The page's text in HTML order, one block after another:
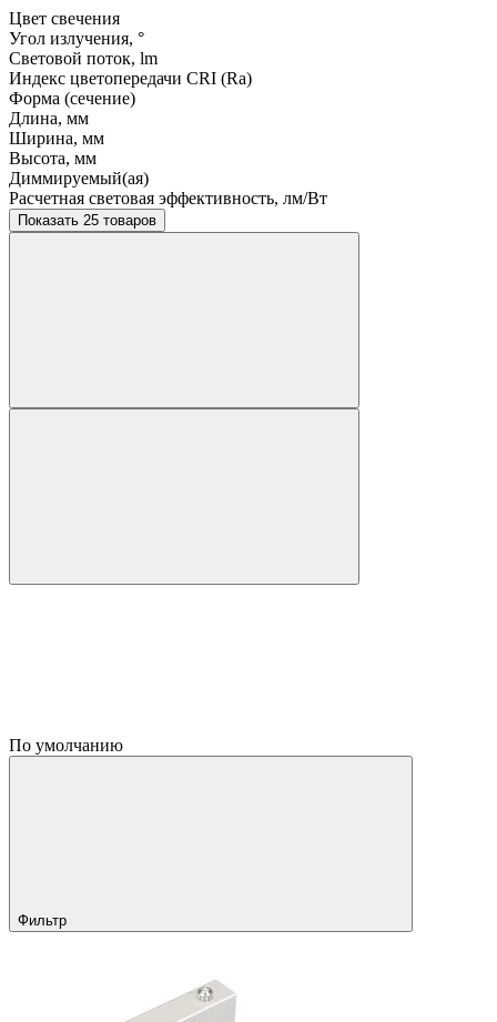
Цвет свечения
Угол излучения, °
Световой поток, lm
Индекс цветопередачи CRI (Ra)
Форма (сечение)
Длина, мм
Ширина, мм
Высота, мм
Диммируемый(ая)
Расчетная световая эффективность, лм/Вт
Показать 25 товаров
По умолчанию
Фильтр